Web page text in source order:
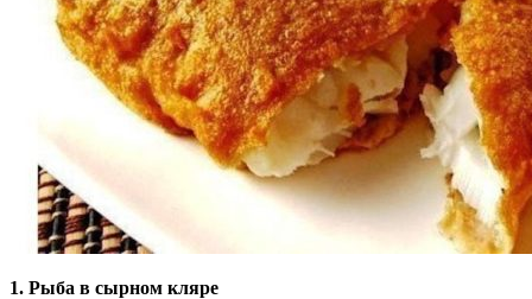
1. Рыба в сырном кляре